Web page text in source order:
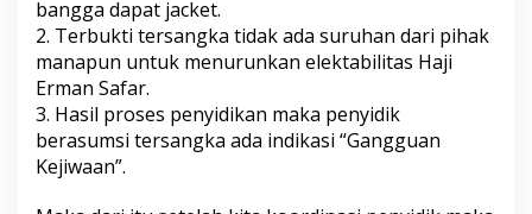
bangga dapat jacket.
2. Terbukti tersangka tidak ada suruhan dari pihak
manapun untuk menurunkan elektabilitas Haji
Erman Safar.
3. Hasil proses penyidikan maka penyidik
berasumsi tersangka ada indikasi “Gangguan
Kejiwaan”.